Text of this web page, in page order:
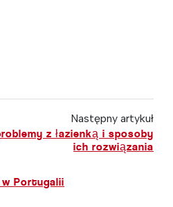
Następny artykuł
z łazienką i sposoby
ich rozwiązania
w Portugalii